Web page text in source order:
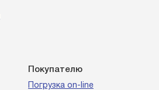
Покупателю
Погрузка on-line